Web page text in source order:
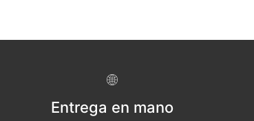
Entrega en mano